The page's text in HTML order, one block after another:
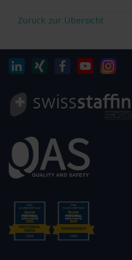
Zurück zur Übersicht